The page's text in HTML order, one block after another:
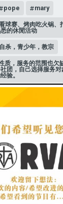
pope mary
球赛、烤肉吃火锅
的休閒活动
自杀，青少年，教宗
质，服务的范围也欠
团，自己选择服务
验。
，不公平的待遇显得
挥之不去。
CONNECTED WITH